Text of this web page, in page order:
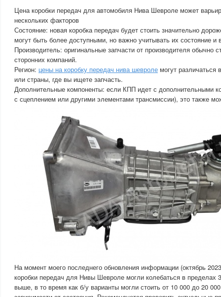
Цена коробки передач для автомобиля Нива Шевроле может
нескольких факторов
Состояние: новая коробка передач будет стоить значительно
могут быть более доступными, но важно учитывать их состояние и
Производитель: оригинальные запчасти от производителя обычно
сторонних компаний.
Регион: цены на коробку передач нива шевроле могут различаться
или страны, где вы ищете запчасть.
Дополнительные компоненты: если КПП идет с дополнительными
с сцеплением или другими элементами трансмиссии), это также
На момент моего последнего обновления информации (октябрь
коробки передач для Нивы Шевроле могли колебаться в пределах
выше, в то время как б/у варианты могли стоить от 10 000 до 20